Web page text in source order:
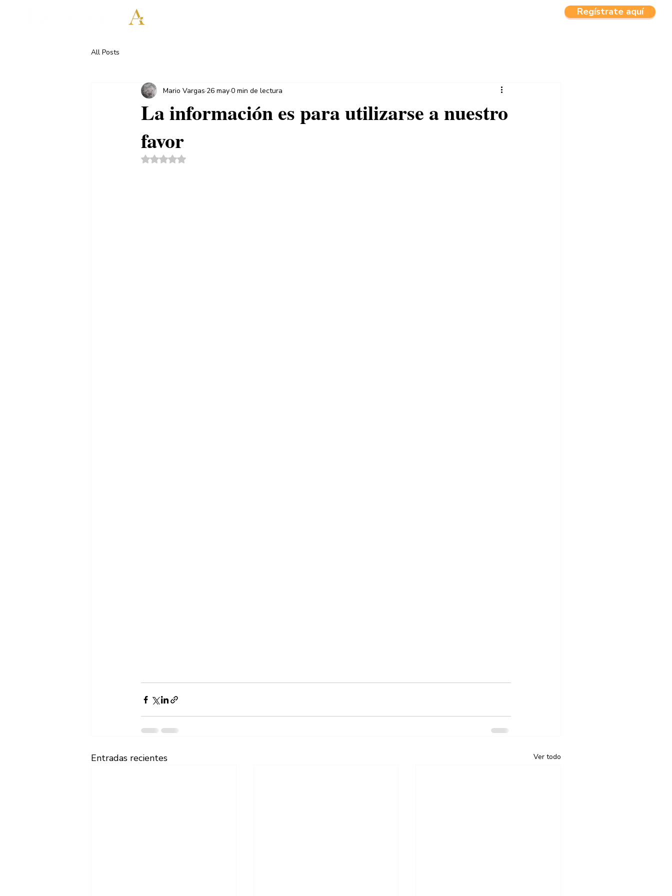
Regístrate aquí
All Posts
La información es para utilizarse a nuestro
favor
Mario Vargas 26 may0 min de lectura
Obtuvo NaN de 5 estrellas.
Entradas recientes Ver todo